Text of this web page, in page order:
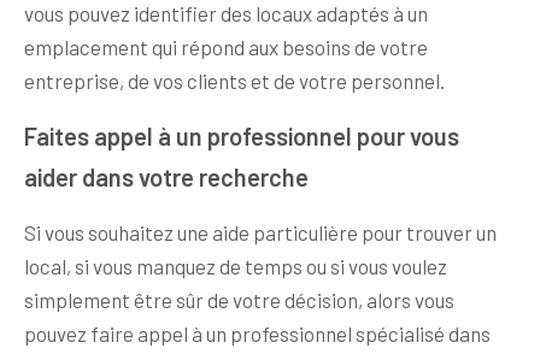
vous pouvez identifier des locaux adaptés à un
emplacement qui répond aux besoins de votre
entreprise, de vos clients et de votre personnel.
Faites appel à un professionnel pour vous
aider dans votre recherche
Si vous souhaitez une aide particulière pour trouver un
local, si vous manquez de temps ou si vous voulez
simplement être sûr de votre décision, alors vous
pouvez faire appel à un professionnel spécialisé dans